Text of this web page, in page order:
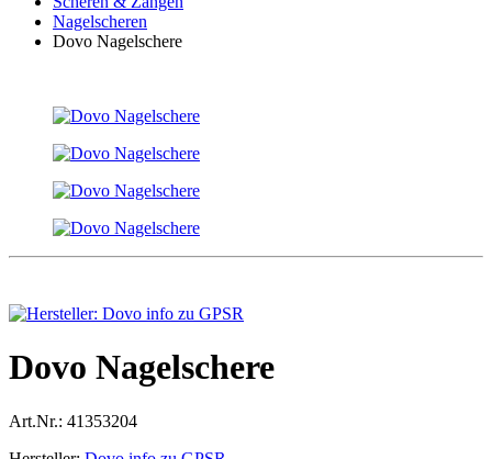
Nagelscheren
Dovo Nagelschere
Dovo Nagelschere
Art.Nr.: 41353204